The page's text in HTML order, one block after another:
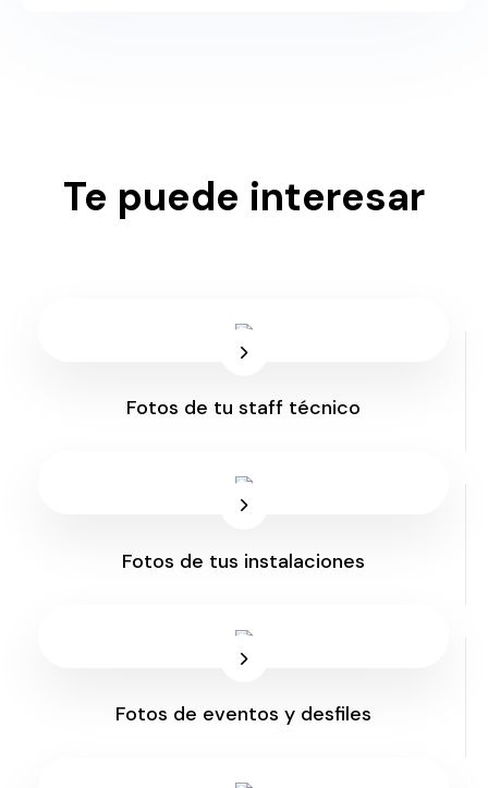
Te puede interesar
Fotos de tu staff técnico
Fotos de tus instalaciones
Fotos de eventos y desfiles